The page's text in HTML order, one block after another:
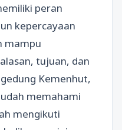
peran
kepercayaan
mampu
tujuan, dan
Kemenhut,
memahami
mengikuti